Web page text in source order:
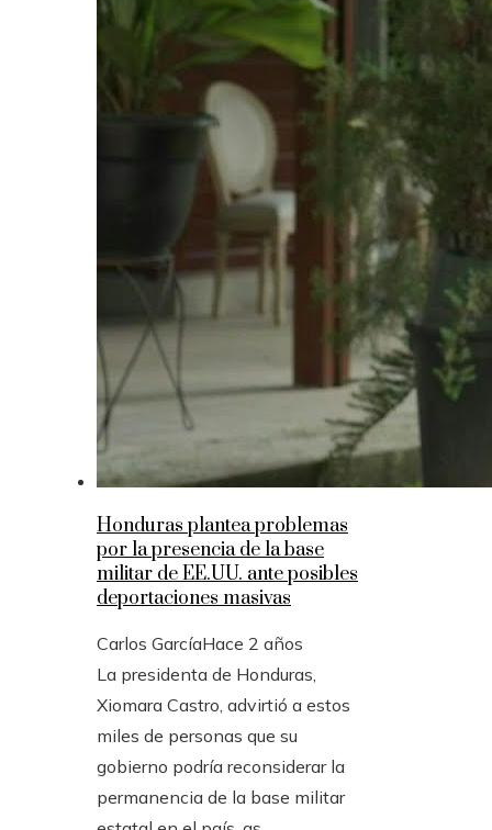
Honduras plantea problemas
por la presencia de la base
militar de EE.UU. ante posibles
deportaciones masivas
Carlos GarcíaHace 2 años
La presidenta de Honduras,
Xiomara Castro, advirtió a estos
miles de personas que su
gobierno podría reconsiderar la
permanencia de la base militar